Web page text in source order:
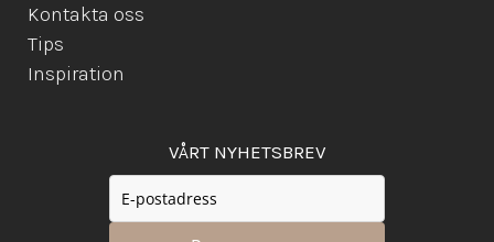
Kontakta oss
Tips
Inspiration
VÅRT NYHETSBREV